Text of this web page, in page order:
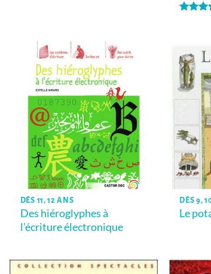
DÈS 11, 12 ANS
Des hiéroglyphes à
l’écriture électronique
DÈS 9,
Le